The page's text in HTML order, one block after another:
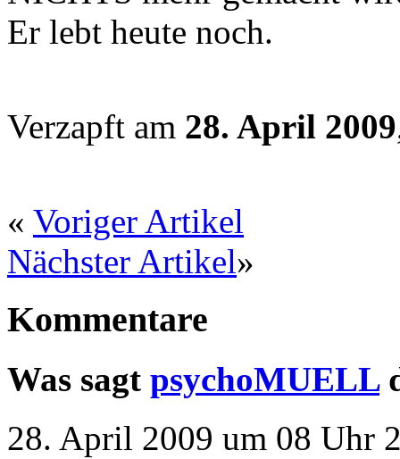
Er lebt heute noch.
Verzapft am 28. April 2009
« Voriger Artikel
Nächster Artikel»
Kommentare
Was sagt psychoMUELL
28. April 2009 um 08 Uhr